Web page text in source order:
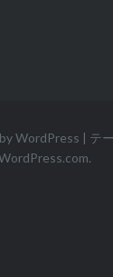
WordPress | テ
.